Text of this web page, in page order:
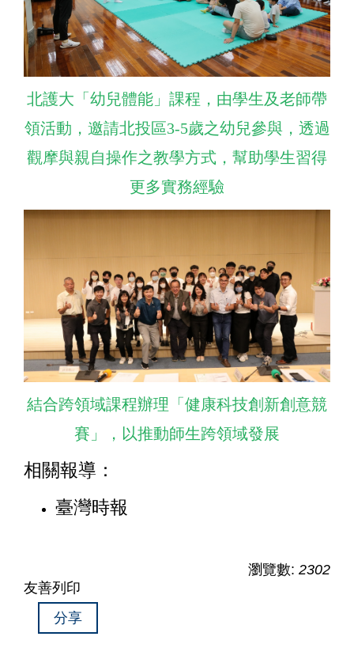
北護大「幼兒體能」課程，由學生及老師帶
領活動，邀請北投區3-5歲之幼兒參與，透過
觀摩與親自操作之教學方式，幫助學生習得
更多實務經驗
結合跨領域課程辦理「健康科技創新創意競
賽」，以推動師生跨領域發展
相關報導：
臺灣時報
瀏覽數: 2302
友善列印
分享